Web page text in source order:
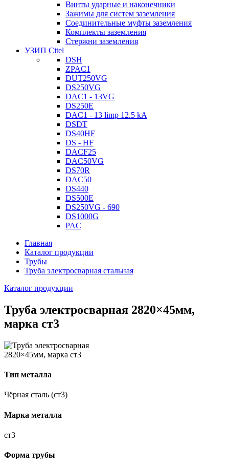
Винты ударные и наконечники
Зажимы для систем заземления
Соединительные муфты заземления
Комплекты заземления
Стержни заземления
УЗИП Citel
DSH
ZPAC1
DUT250VG
DS250VG
DAC1 - 13VG
DS250E
DAC1 - 13 limp 12.5 kA
DSDT
DS40HF
DS - HF
DACF25
DAC50VG
DS70R
DAC50
DS440
DS500E
DS250VG - 690
DS1000G
PAC
Главная
Каталог продукции
Трубы
Труба электросварная стальная
Каталог продукции
Труба электросварная 2820×45мм,
марка ст3
Тип металла
Чёрная сталь (ст3)
Марка металла
ст3
Форма трубы